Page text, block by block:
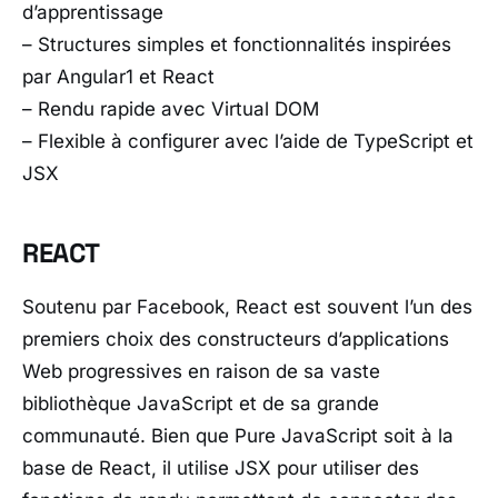
d’apprentissage
– Structures simples et fonctionnalités inspirées
par Angular1 et React
– Rendu rapide avec Virtual DOM
– Flexible à configurer avec l’aide de TypeScript et
JSX
REACT
Soutenu par Facebook, React est souvent l’un des
premiers choix des constructeurs d’applications
Web progressives en raison de sa vaste
bibliothèque JavaScript et de sa grande
communauté. Bien que Pure JavaScript soit à la
base de React, il utilise JSX pour utiliser des